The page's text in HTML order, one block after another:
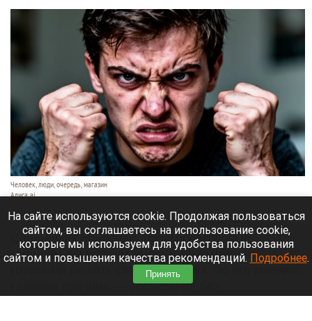
Человек, люди, очередь, магазин
Алиса ai
10 августа 2026 в 06:30
Священник объяснил, почему некоторые
мужчины вырастают инфантильными и не
готовыми решать свои проблемы. По его мнению,
главная причина — воспитание без
На сайте используются cookie. Продолжая пользоваться
сайтом, вы соглашаетесь на использование cookie,
которые мы используем для удобства пользования
сайтом и повышения качества рекомендаций. Подробнее.
Принять